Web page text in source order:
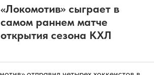
«Локомотив» сыграет в
самом раннем матче
открытия сезона КХЛ